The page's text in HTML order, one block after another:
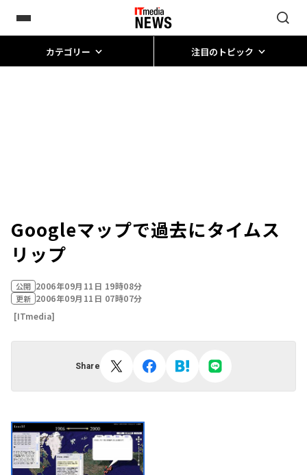
カテゴリー 注目のトピック
Googleマップで過去にタイムス
リップ
公開 2006年09月11日 19時08分
更新 2006年09月11日 07時07分
[ITmedia]
Share